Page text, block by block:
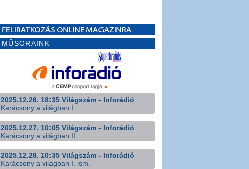
MŰSORAINK
2025.12.26. 18:35 Világszám - Inforádió
Karácsony a világban I.
2025.12.27. 10:05 Világszám - Inforádió
Karácsony a világban II.
2025.12.28. 10:35 Világszám - Inforádió
Karácsony a világban I. ism.